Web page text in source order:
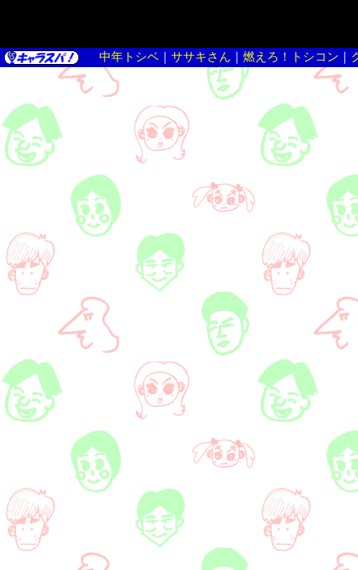
中年トシベ ｜ ササキさん ｜ 燃えろ！トシコン ｜